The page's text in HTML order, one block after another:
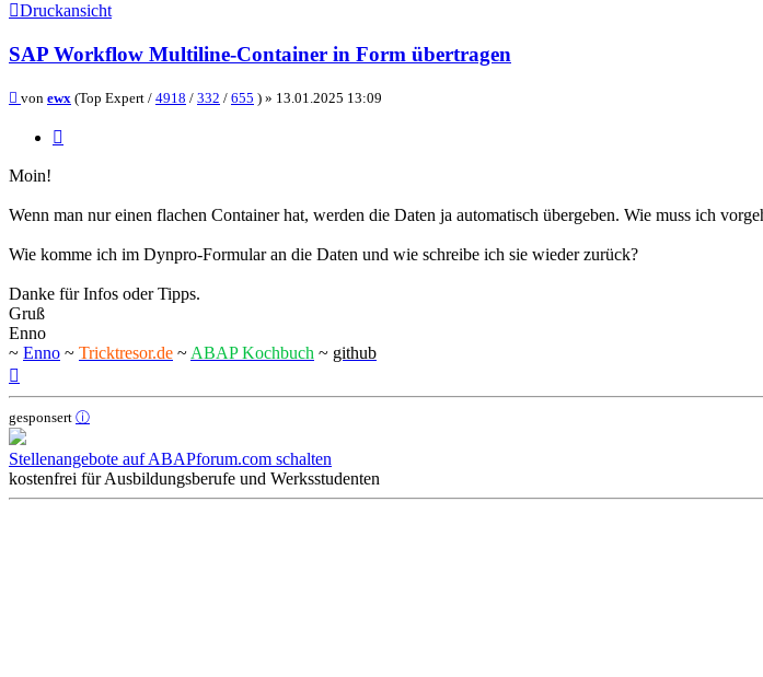
Druckansicht
SAP Workflow Multiline-Container in Form übertragen
Beitrag
von ewx (Top Expert / 4918 / 332 / 655 ) » 13.01.2025 13:09
Moin!
Wenn man nur einen flachen Container hat, werden die Daten ja automatisch übergeben. Wie muss ich
Wie komme ich im Dynpro-Formular an die Daten und wie schreibe ich sie wieder zurück?
Danke für Infos oder Tipps.
Gruß
Enno
~ Enno ~ Tricktresor.de ~ ABAP Kochbuch ~ github
gesponsert ⓘ
Stellenangebote auf ABAPforum.com schalten
kostenfrei für Ausbildungsberufe und Werksstudenten